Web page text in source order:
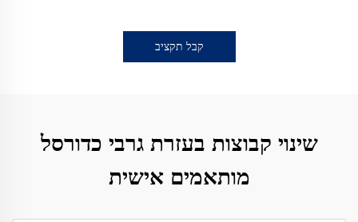
קבל תקציב
שינוי קבוצות בעזרת גרבי כדורסל
מותאמים אישית